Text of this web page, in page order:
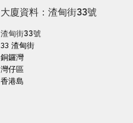
大廈資料：渣甸街33號
渣甸街33號
33 渣甸街
銅鑼灣
灣仔區
香港島